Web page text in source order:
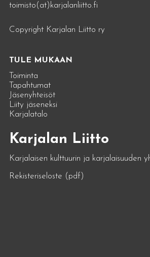
toimisto(at)karjalanliitto.fi
Copyright Karjalan Liitto ry
TULE MUKAAN
Toiminta
Tapahtumat
Jäsenyhteisöt
Liity jäseneksi
Karjalatalo
Karjalan Liitto
Karjalaisen kulttuurin ja karjalaisuuden
Rekisteriseloste (pdf)